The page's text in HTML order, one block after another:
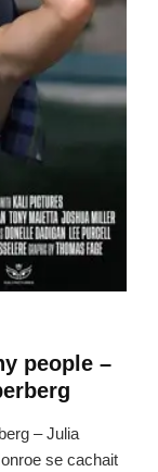
people –
– Julia
se cachait